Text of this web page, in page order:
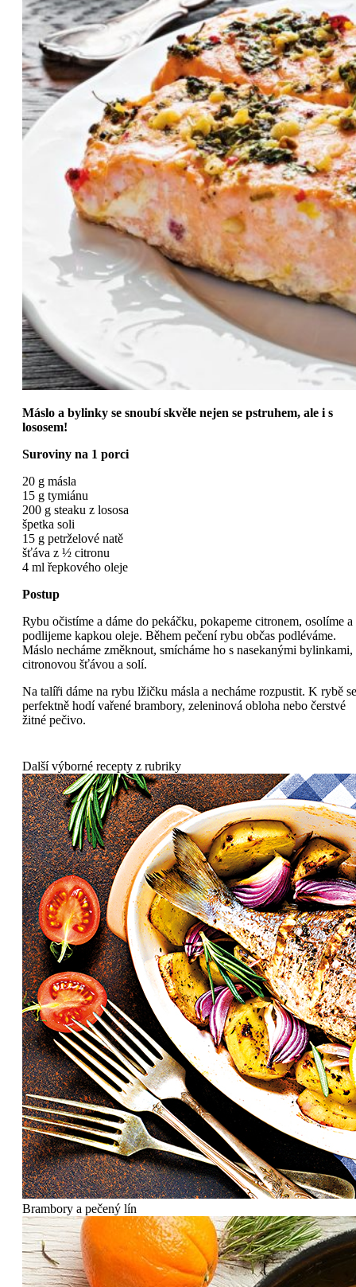
Máslo a bylinky se snoubí skvěle nejen se pstruhem, ale i s
lososem!
Suroviny na 1 porci
20 g másla
15 g tymiánu
200 g steaku z lososa
špetka soli
15 g petrželové natě
šťáva z ½ citronu
4 ml řepkového oleje
Postup
Rybu očistíme a dáme do pekáčku, pokapeme citronem, osolíme a
podlijeme kapkou oleje. Během pečení rybu občas podléváme.
Máslo necháme změknout, smícháme ho s nasekanými bylinkami,
citronovou šťávou a solí.
Na talíři dáme na rybu lžičku másla a necháme rozpustit. K rybě se
perfektně hodí vařené brambory, zeleninová obloha nebo čerstvé
žitné pečivo.
Další výborné recepty z rubriky
Brambory a pečený lín